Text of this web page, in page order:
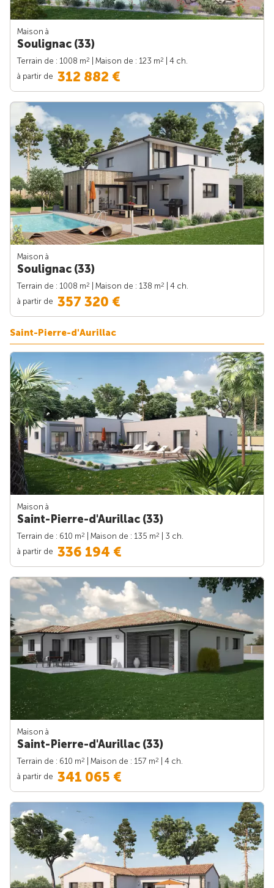
Maison à
Soulignac (33)
Terrain de : 1008 m2 | Maison de : 123 m2
| 4 ch.
à partir de 312 882 €
Maison à
Soulignac (33)
Terrain de : 1008 m2 | Maison de : 138 m2
| 4 ch.
à partir de 357 320 €
Saint-Pierre-d'Aurillac
Maison à
Saint-Pierre-d'Aurillac (33)
Terrain de : 610 m2 | Maison de : 135 m2
| 3 ch.
à partir de 336 194 €
Maison à
Saint-Pierre-d'Aurillac (33)
Terrain de : 610 m2 | Maison de : 157 m2
| 4 ch.
à partir de 341 065 €